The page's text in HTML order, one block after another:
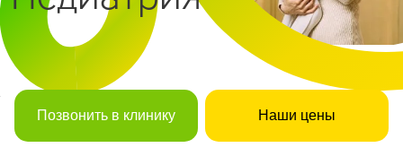
Позвонить в клинику Наши цены